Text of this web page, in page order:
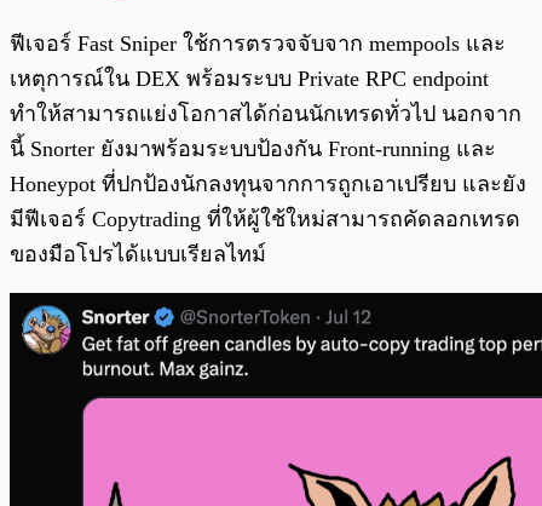
ฟีเจอร์ Fast Sniper ใช้การตรวจจับจาก mempools และ
เหตุการณ์ใน DEX พร้อมระบบ Private RPC endpoint
ทำให้สามารถแย่งโอกาสได้ก่อนนักเทรดทั่วไป นอกจาก
นี้ Snorter ยังมาพร้อมระบบป้องกัน Front-running และ
Honeypot ที่ปกป้องนักลงทุนจากการถูกเอาเปรียบ และยัง
มีฟีเจอร์ Copytrading ที่ให้ผู้ใช้ใหม่สามารถคัดลอกเทรด
ของมือโปรได้แบบเรียลไทม์